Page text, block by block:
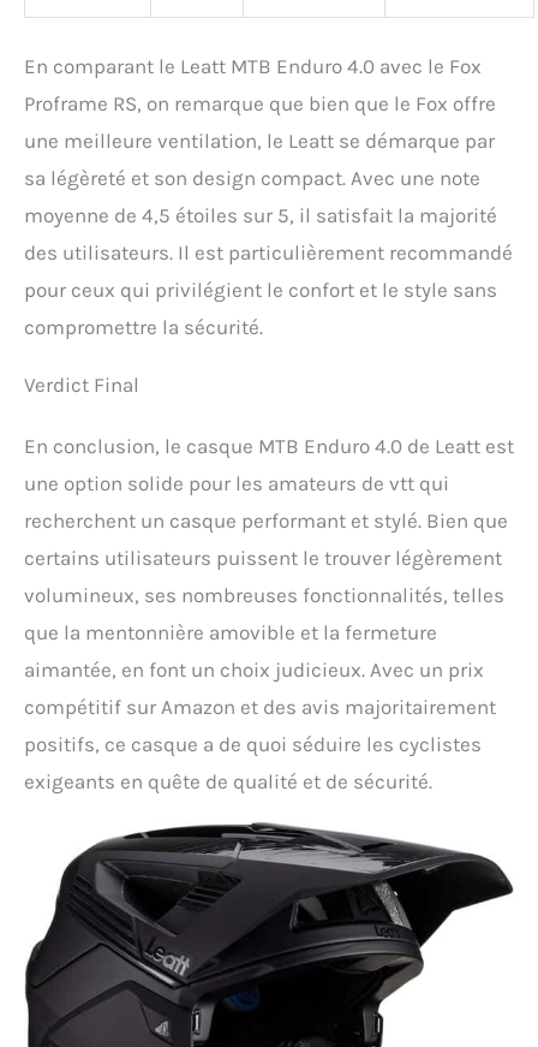
En comparant le Leatt MTB Enduro 4.0 avec le Fox
Proframe RS, on remarque que bien que le Fox offre
une meilleure ventilation, le Leatt se démarque par
sa légèreté et son design compact. Avec une note
moyenne de 4,5 étoiles sur 5, il satisfait la majorité
des utilisateurs. Il est particulièrement recommandé
pour ceux qui privilégient le confort et le style sans
compromettre la sécurité.
Verdict Final
En conclusion, le casque MTB Enduro 4.0 de Leatt est
une option solide pour les amateurs de vtt qui
recherchent un casque performant et stylé. Bien que
certains utilisateurs puissent le trouver légèrement
volumineux, ses nombreuses fonctionnalités, telles
que la mentonnière amovible et la fermeture
aimantée, en font un choix judicieux. Avec un prix
compétitif sur Amazon et des avis majoritairement
positifs, ce casque a de quoi séduire les cyclistes
exigeants en quête de qualité et de sécurité.